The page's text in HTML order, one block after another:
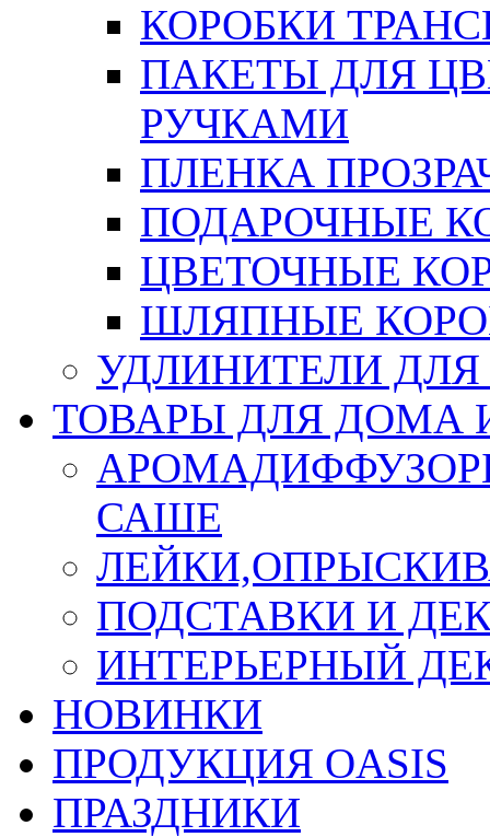
КОРОБКИ
ПАКЕТЫ ДЛЯ
РУЧКАМИ
ПЛЕНКА
ПОДАРОЧНЫЕ
ЦВЕТОЧНЫЕ
ШЛЯПНЫЕ
УДЛИНИТЕЛИ
ТОВАРЫ ДЛЯ ДОМА
САШЕ
ПОДСТАВКИ И
ИНТЕРЬЕРНЫЙ
НОВИНКИ
ПРОДУКЦИЯ OASIS
ПРАЗДНИКИ